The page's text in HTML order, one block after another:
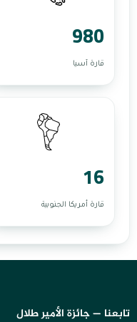
980
قارة آسيا
16
قارة أمريكا الجنوبية
تابعنا — جائزة الأمير طلال